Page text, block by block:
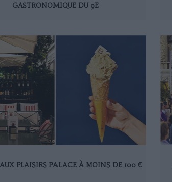
GASTRONOMIQUE DU 9E
PLAISIRS PALACE À MOINS DE 100 €